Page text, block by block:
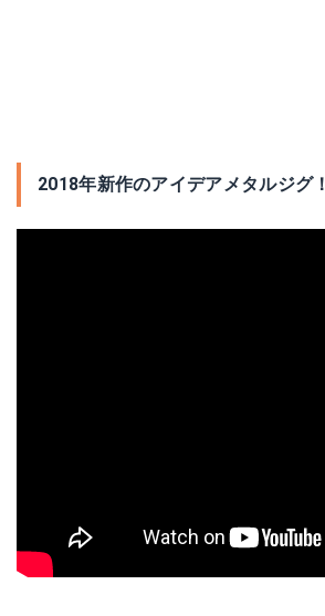
2018年新作のアイデアメタルジグ！